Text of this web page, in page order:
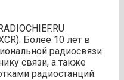
Более 10 лет в
радиосвязи.
связи, а также
радиостанций.